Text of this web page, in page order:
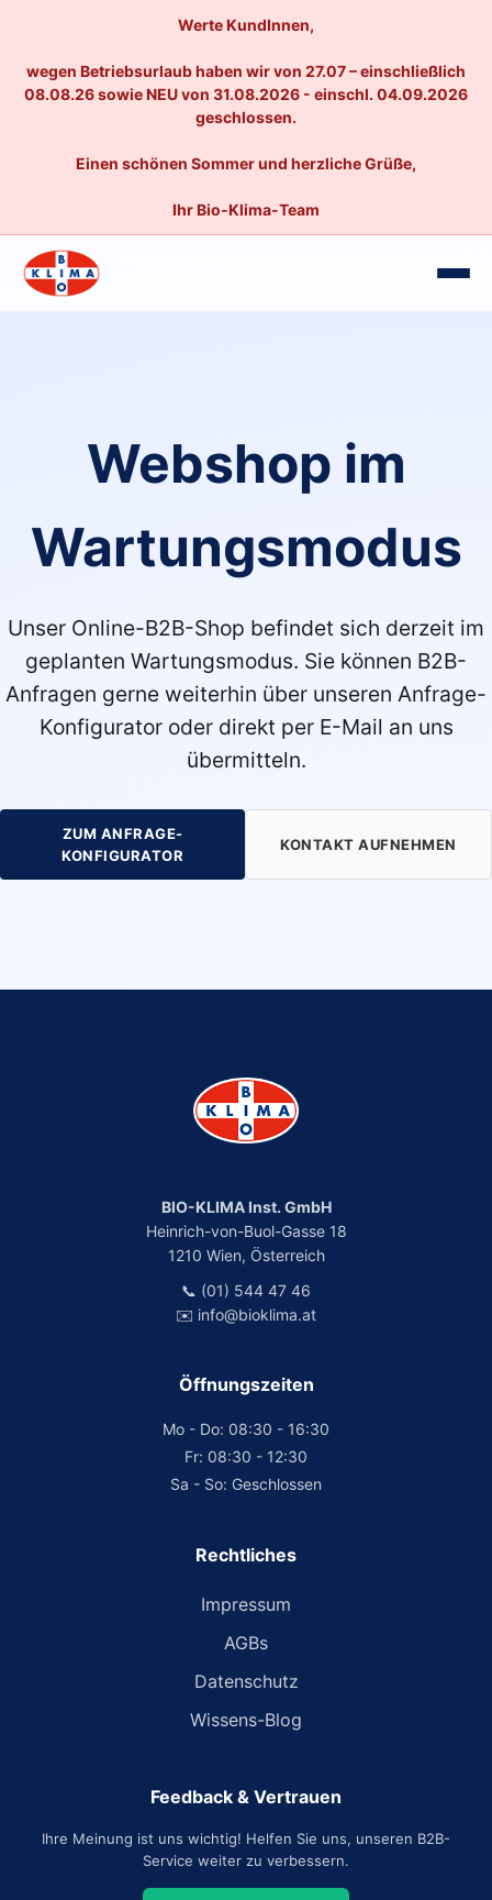
Werte KundInnen,
wegen Betriebsurlaub haben wir von 27.07 – einschließlich
08.08.26 sowie NEU von 31.08.2026 - einschl. 04.09.2026
geschlossen.
Einen schönen Sommer und herzliche Grüße,
Ihr Bio-Klima-Team
Webshop im
Wartungsmodus
Unser Online-B2B-Shop befindet sich derzeit im
geplanten Wartungsmodus. Sie können B2B-
Anfragen gerne weiterhin über unseren Anfrage-
Konfigurator oder direkt per E-Mail an uns
übermitteln.
ZUM ANFRAGE-
KONFIGURATOR
KONTAKT AUFNEHMEN
BIO-KLIMA Inst. GmbH
Heinrich-von-Buol-Gasse 18
1210 Wien, Österreich
📞 (01) 544 47 46
✉️ info@bioklima.at
Öffnungszeiten
Mo - Do: 08:30 - 16:30
Fr: 08:30 - 12:30
Sa - So: Geschlossen
Rechtliches
Impressum
AGBs
Datenschutz
Wissens-Blog
Feedback & Vertrauen
Ihre Meinung ist uns wichtig! Helfen Sie uns, unseren B2B-
Service weiter zu verbessern.